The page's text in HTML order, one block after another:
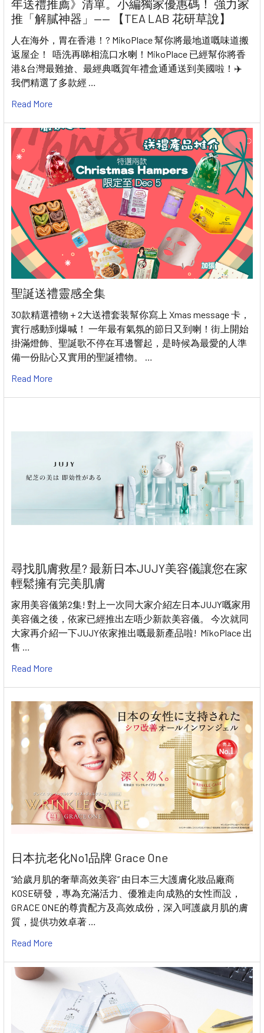
年送禮推薦》清單。小編獨家優惠碼！ 強力家
推「解膩神器」—— 【TEA LAB 花研草說】
人在海外，胃在香港！? MikoPlace 幫你將最地道嘅味道搬
返屋企！ 唔洗再睇相流口水喇！MikoPlace 已經幫你將香
港&台灣最難搶、最經典嘅賀年禮盒通通送到美國啦！✈️
我們精選了多款經 …
Read More
聖誕送禮靈感全集
30款精選禮物＋2大送禮套装幫你寫上 Xmas message 卡，
實行感動到爆喊！ 一年最有氣氛的節日又到喇！街上開始
掛滿燈飾、聖誕歌不停在耳邊響起，是時候為最愛的人準
備一份貼心又實用的聖誕禮物。 …
Read More
尋找肌膚救星? 最新日本JUJY美容儀讓您在家
輕鬆擁有完美肌膚
家用美容儀第2集! 對上一次同大家介紹左日本JUJY嘅家用
美容儀之後，依家已經推出左唔少新款美容儀。 今次就同
大家再介紹一下JUJY依家推出嘅最新產品啦! MikoPlace 出
售 …
Read More
日本抗老化No1品牌 Grace One
“給歲月肌的奢華高效美容” 由日本三大護膚化妝品廠商
KOSE研發，專為充滿活力、優雅走向成熟的女性而設，
GRACE ONE的尊貴配方及高效成份，深入呵護歲月肌的膚
質，提供功效卓著 …
Read More